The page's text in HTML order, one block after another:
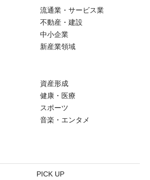
流通業・サービス業
不動産・建設
中小企業
新産業領域
資産形成
健康・医療
スポーツ
音楽・エンタメ
PICK UP